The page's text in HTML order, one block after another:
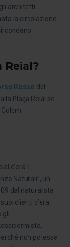
architetti
la circolazione
Reial?
Rosso del
Plaça Reial se
c’era il
Naturali”, un
dal naturalista
clienti c’era
gli
non potesse